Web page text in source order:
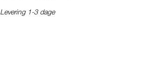
Levering 1-3 dage